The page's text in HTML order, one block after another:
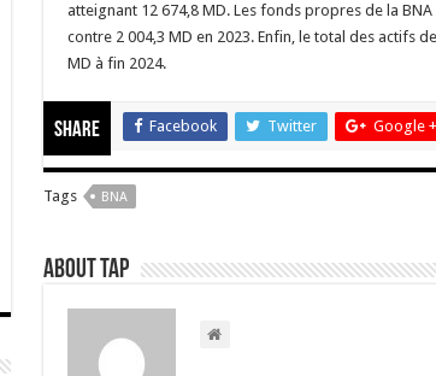
atteignant 12 674,8 MD. Les fonds propres de la
contre 2 004,3 MD en 2023. Enfin, le total des actifs
MD à fin 2024.
Share Facebook Twitter Google +
Tags BNA
About TAP